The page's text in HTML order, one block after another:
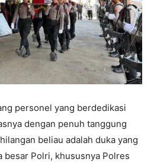
personel yang berdedikasi
dengan penuh tanggung
beliau adalah duka yang
besar Polri, khususnya Polres